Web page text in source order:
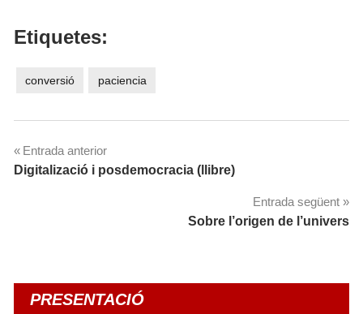
Etiquetes:
conversió paciencia
Navegació
Entrada anterior
Digitalizació i posdemocracia (llibre)
Entrada següent
Sobre l’origen de l’univers
PRESENTACIÓ